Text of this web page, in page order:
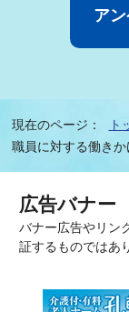
現在のページ： ト
職員に対する働きか
広告バナー
バナー広告やリン
証するものではあ